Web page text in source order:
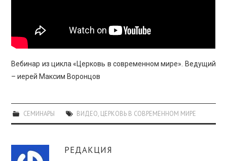
Вебинар из цикла «Церковь в современном мире». Ведущий
– иерей Максим Воронцов
СЕМИНАРЫ ВИДЕО ЦЕРКОВЬ В СОВРЕМЕННОМ МИРЕ
РЕДАКЦИЯ